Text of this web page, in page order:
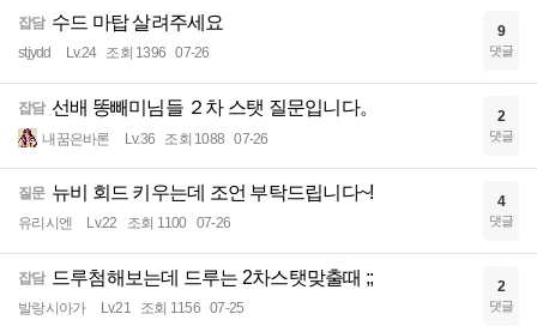
잡담 수드 마탑 살려주세요
stjydd Lv.24 조회 1396 07-26
9
댓글
잡담 선배 똥빼미님들 ２차 스탯 질문입니다。
내꿈은바론 Lv.36 조회 1088 07-26
2
댓글
질문 뉴비 회드 키우는데 조언 부탁드립니다~!
유리시엔 Lv.22 조회 1100 07-26
4
댓글
잡담 드루첨해보는데 드루는 2차스탯맞출때 ;;
발랑시아가 Lv.21 조회 1156 07-25
2
댓글